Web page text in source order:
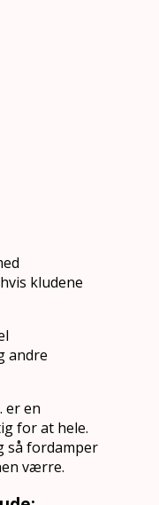
kludene
andre
er en
for at hele.
så fordamper
værre.